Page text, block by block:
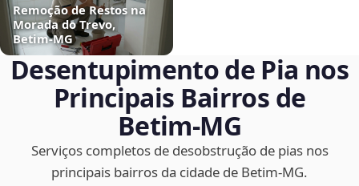
Remoção de Restos na
Morada do Trevo,
Betim‑MG
Desentupimento de Pia nos
Principais Bairros de
Betim‑MG
Serviços completos de desobstrução de pias nos
principais bairros da cidade de Betim‑MG.